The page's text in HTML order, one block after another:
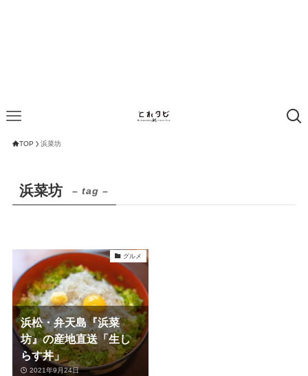
TOP 浜菜坊
浜菜坊 – tag –
グルメ
浜松・弁天島『浜菜
坊』の産地直送「生し
らす丼」
2021年9月24日